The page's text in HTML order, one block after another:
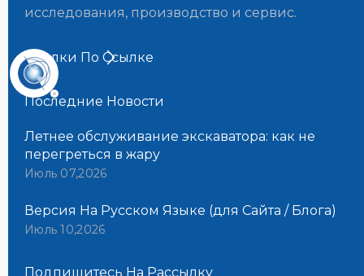
исследования, производство и сервис.
Ссылки По Ссылке
Последние Новости​​​​​​​
Летнее обслуживание экскаватора: как не
перегреться в жару
Июль 07,2026
Версия На Русском Языке (для Сайта / Блога)
Июль 10,2026
Подпишитесь На Рассылку​​​​​​​